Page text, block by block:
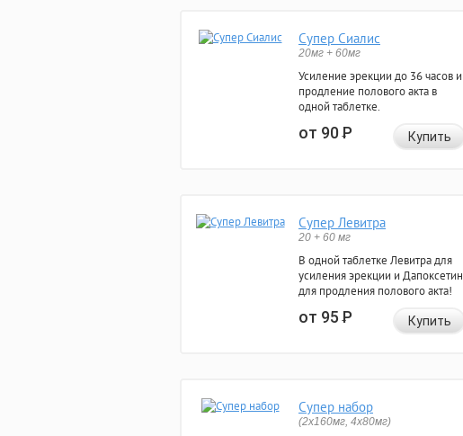
Супер Сиалис
20мг + 60мг
Усиление эрекции до 36 часов и
продление полового акта в
одной таблетке.
от 90Р Купить
Супер Левитра
20 + 60 мг
В одной таблетке Левитра для
усиления эрекции и Дапоксетин
для продления полового акта!
от 95Р Купить
Супер набор
(2х160мг, 4х80мг)